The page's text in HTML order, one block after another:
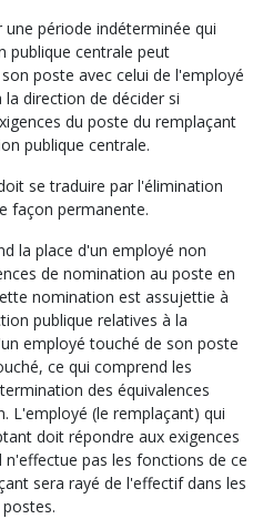
période indéterminée qui
publique centrale peut
poste avec celui de l'employé
direction de décider si
du poste du remplaçant
publique centrale.
se traduire par l'élimination
façon permanente.
la place d'un employé non
de nomination au poste en
nomination est assujettie à
publique relatives à la
employé touché de son poste
ce qui comprend les
des équivalences
L'employé (le remplaçant) qui
doit répondre aux exigences
pas les fonctions de ce
sera rayé de l'effectif dans les